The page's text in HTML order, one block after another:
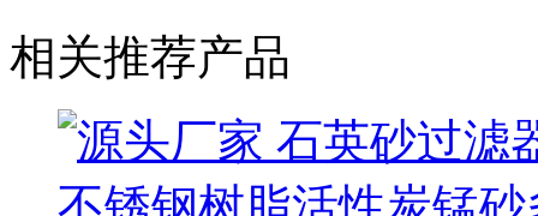
相关推荐产品